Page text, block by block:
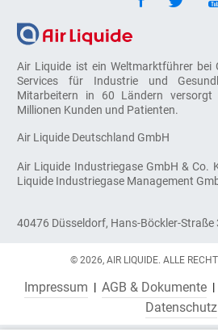
Air Liquide ist ein Weltmarktführer bei
Services für Industrie und
Mitarbeitern in 60 Ländern
Millionen Kunden und Patienten.
Air Liquide Deutschland GmbH
Air Liquide Industriegase GmbH & Co.
Liquide Industriegase Management
40476 Düsseldorf, Hans-Böckler-Straße
© 2026, AIR LIQUIDE. ALLE
Impressum AGB & Dokumente
Datenschutz